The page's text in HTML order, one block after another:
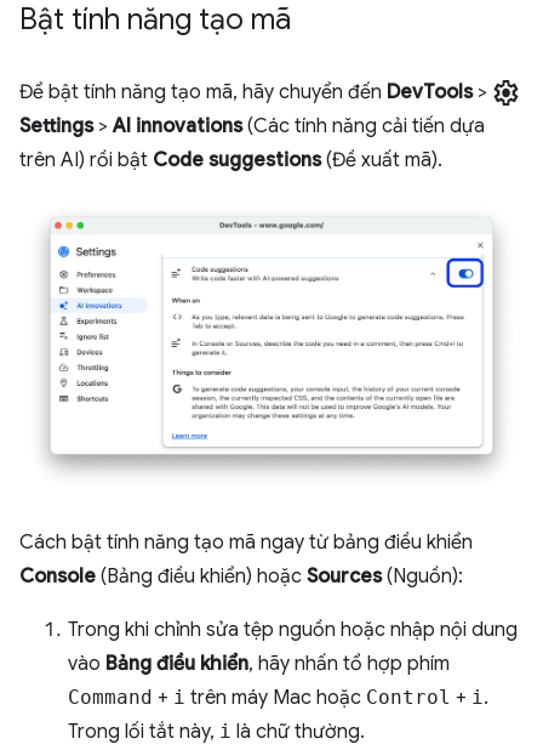
Bật tính năng tạo mã
Để bật tính năng tạo mã, hãy chuyển đến DevTools> settings
Settings>AI innovations(Các tính năng cải tiến dựa
trên AI) rồi bật Code suggestions(Đề xuất mã).
Cách bật tính năng tạo mã ngay từ bảng điều khiển
Console (Bảng điều khiển) hoặc Sources(Nguồn):
Trong khi chỉnh sửa tệp nguồn hoặc nhập nội dung
vào Bảng điều khiển, hãy nhấn tổ hợp phím
Command + i trên máy Mac hoặc Control + i.
Trong lối tắt này, i là chữ thường.